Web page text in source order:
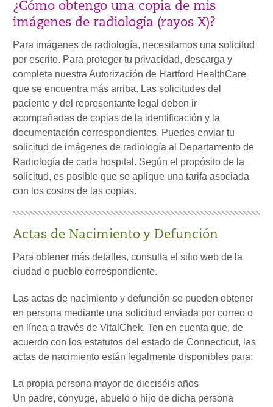
¿Cómo obtengo una copia de mis
imágenes de radiología (rayos X)?
Para imágenes de radiología, necesitamos una solicitud
por escrito. Para proteger tu privacidad, descarga y
completa nuestra Autorización de Hartford HealthCare
que se encuentra más arriba. Las solicitudes del
paciente y del representante legal deben ir
acompañadas de copias de la identificación y la
documentación correspondientes. Puedes enviar tu
solicitud de imágenes de radiología al Departamento de
Radiología de cada hospital. Según el propósito de la
solicitud, es posible que se aplique una tarifa asociada
con los costos de las copias.
Actas de Nacimiento y Defunción
Para obtener más detalles, consulta el sitio web de la
ciudad o pueblo correspondiente.
Las actas de nacimiento y defunción se pueden obtener
en persona mediante una solicitud enviada por correo o
en línea a través de VitalChek. Ten en cuenta que, de
acuerdo con los estatutos del estado de Connecticut, las
actas de nacimiento están legalmente disponibles para:
La propia persona mayor de dieciséis años
Un padre, cónyuge, abuelo o hijo de dicha persona